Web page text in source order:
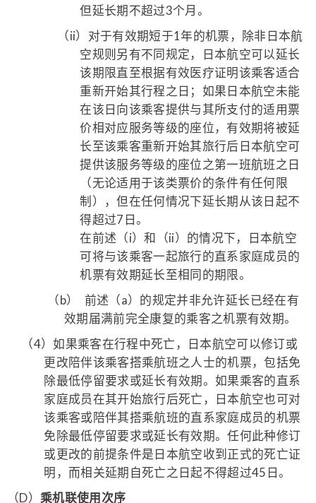
但延长期不超过3个月。
（ii） 对于有效期短于1年的机票，除非日本航
空规则另有不同规定，日本航空可以延长
该期限直至根据有效医疗证明该乘客适合
重新开始其行程之日；如果日本航空未能
在该日向该乘客提供与其所支付的适用票
价相对应服务等级的座位，有效期将被延
长至该乘客重新开始其旅行后日本航空可
提供该服务等级的座位之第一班航班之日
（无论适用于该类票价的条件有任何限
制），但在任何情况下延长期从该日起不
得超过7日。
在前述（i）和（ii）的情况下，日本航空
可将与该乘客一起旅行的直系家庭成员的
机票有效期延长至相同的期限。
（b）
前述（a）的规定并非允许延长已经在有
效期届满前完全康复的乘客之机票有效期。
（4）如果乘客在行程中死亡，日本航空可以修订或
更改陪伴该乘客搭乘航班之人士的机票，包括免
除最低停留要求或延长有效期。如果乘客的直系
家庭成员在其开始旅行后死亡，日本航空也可对
该乘客或陪伴其搭乘航班的直系家庭成员的机票
免除最低停留要求或延长有效期。任何此种修订
或更改的前提条件是日本航空收到正式的死亡证
明，而相关延期自死亡之日起不得超过45日。
（D） 乘机联使用次序